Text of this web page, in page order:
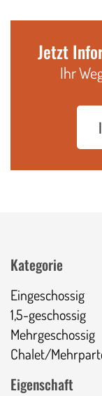
Jetzt
Ihr
Kategorie
Eingeschossig
1,5-geschossig
Mehrgeschossig
Chalet/
Eigenschaft